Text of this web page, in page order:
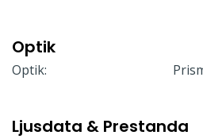
Optik
Optik:
Ljusdata & Prestanda